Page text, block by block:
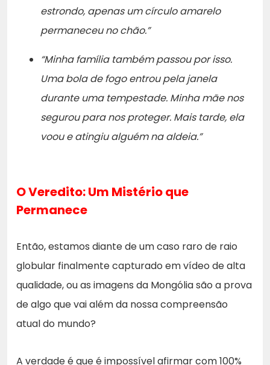
estrondo, apenas um círculo amarelo
permaneceu no chão.”
“Minha família também passou por isso.
Uma bola de fogo entrou pela janela
durante uma tempestade. Minha mãe nos
segurou para nos proteger. Mais tarde, ela
voou e atingiu alguém na aldeia.”
O Veredito: Um Mistério que
Permanece
Então, estamos diante de um caso raro de raio
globular finalmente capturado em vídeo de alta
qualidade, ou as imagens da Mongólia são a prova
de algo que vai além da nossa compreensão
atual do mundo?
A verdade é que é impossível afirmar com 100%